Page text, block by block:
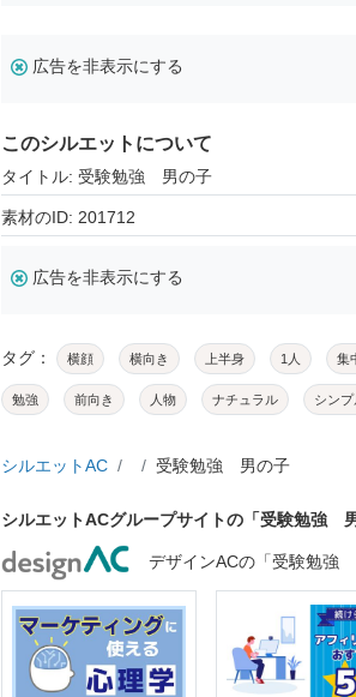
広告を非表示にする
このシルエットについて
タイトル: 受験勉強 男の子
素材のID: 201712
広告を非表示にする
タグ： 横顔 横向き 上半身 1人 集
勉強 前向き 人物 ナチュラル シンプ
シルエットAC 受験勉強 男の子
シルエットACグループサイトの「受験勉強
デザインACの「受験勉強